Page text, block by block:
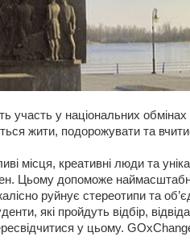
участь у національних
жити, подорожувати та
місця, креативні люди та
Цьому допоможе
руйнує стереотипи та
які пройдуть відбір,
у цьому.